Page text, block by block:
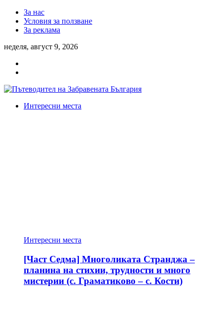
За нас
Условия за ползване
За реклама
неделя, август 9, 2026
Интересни места
Интересни места
[Част Седма] Многоликата Странджа –
планина на стихии, трудности и много
мистерии (с. Граматиково – с. Кости)